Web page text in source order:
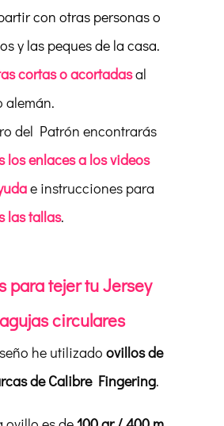
con otras personas o
y las peques de la casa.
cortas o acortadasal
alemán.
del Patrón encontrarás
los enlaces a los videos
e instrucciones para
las tallas.
para tejer tu Jersey
circulares
he utilizado ovillos de
de Calibre Fingering.